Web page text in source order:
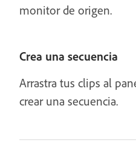
monitor de origen.
Crea una secuencia
Arrastra tus clips al
crear una secuencia.